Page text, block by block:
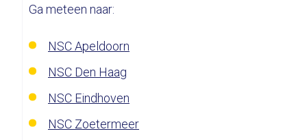
Ga meteen naar:
NSC Apeldoorn
NSC Den Haag
NSC Eindhoven
NSC Zoetermeer